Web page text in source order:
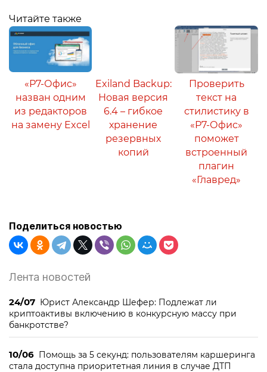
Читайте также
«Р7-Офис»
назван одним
из редакторов
на замену Excel
Exiland Backup:
Новая версия
6.4 – гибкое
хранение
резервных
копий
Проверить
текст на
стилистику в
«Р7-Офис»
поможет
встроенный
плагин
«Главред»
Поделиться новостью
Лента новостей
24/07 Юрист Александр Шефер: Подлежат ли
криптоактивы включению в конкурсную массу при
банкротстве?
10/06 Помощь за 5 секунд: пользователям каршеринга
стала доступна приоритетная линия в случае ДТП